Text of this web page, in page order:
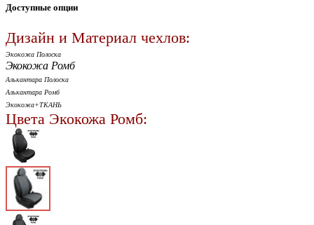
Доступные опции
Дизайн и Материал чехлов:
Экокожа Полоска
Экокожа Ромб
Алькантара Полоска
Алькантара Ромб
Экокожа+ТКАНЬ
Цвета Экокожа Ромб: